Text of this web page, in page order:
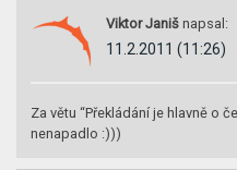
Viktor Janiš napsal:
11.2.2011 (11:26)
Za větu “Překládání je hlavně o
nenapadlo :)))